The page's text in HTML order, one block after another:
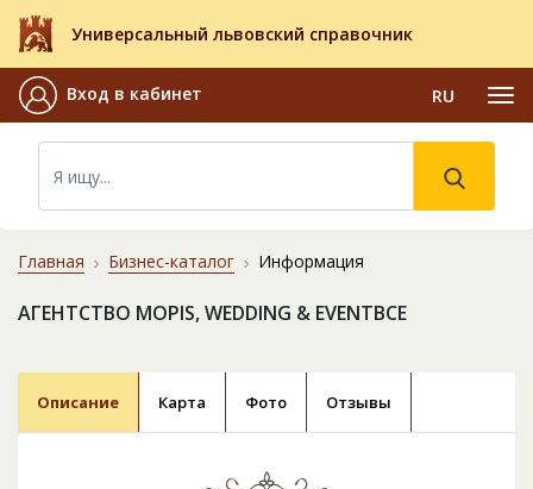
Универсальный львовский справочник
Вход в кабинет RU
Главная Бизнес-каталог Информация
АГЕНТСТВО MOPIS, WEDDING & EVENTВСЕ
Описание Карта Фото Отзывы